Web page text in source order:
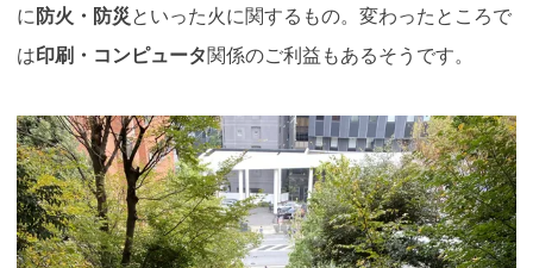
に防火・防災といった火に関するもの。変わったところで
は印刷・コンピュータ関係のご利益もあるそうです。